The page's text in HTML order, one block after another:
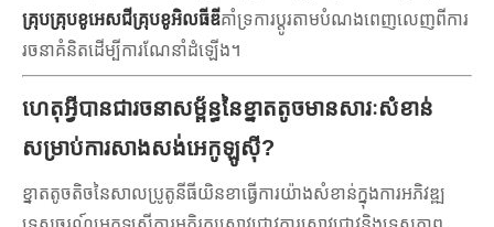
គ្រុបគ្រុបខូអេសជីគ្រុបខូអិលធីឌីគាំទ្រការប្តូរតាមបំណងពេញលេញពីការ
រចនាគំនិតដើម្បីការណែនាំដំឡើង។
ហេតុអ្វីបានជារចនាសម្ព័ន្ធនៃខ្នាតតូចមានសារៈសំខាន់
សម្រាប់ការសាងសង់អេកូឡូស៊ី?
ខ្នាតតូចតិចនៃសាលប្រូតូនីធីយិនខាធ្វើការយ៉ាងសំខាន់ក្នុងការអភិវឌ្ឍ